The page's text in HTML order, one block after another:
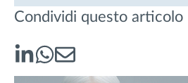
Condividi questo articolo